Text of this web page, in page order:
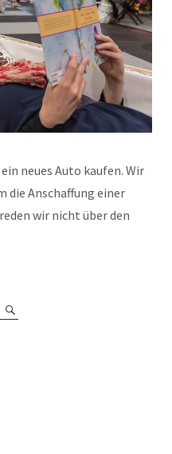
neues Auto kaufen. Wir
die Anschaffung einer
wir nicht über den